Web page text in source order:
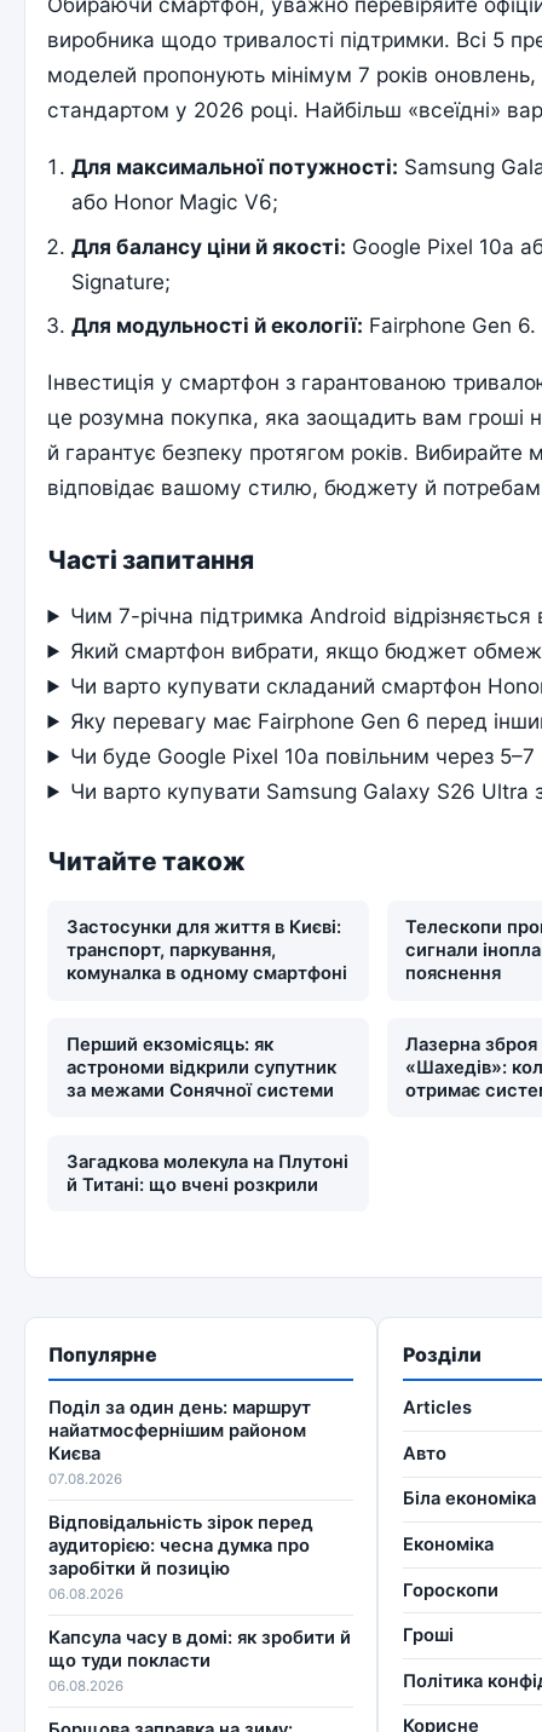
виробника щодо тривалості підтримки. Всі 5
моделей пропонують мінімум 7 років
стандартом у 2026 році. Найбільш «всеїдні»
Для максимальної потужності: Samsung
або Honor Magic V6;
Для балансу ціни й якості: Google Pixel 10a
Signature;
Для модульності й екології: Fairphone Gen 6.
Інвестиція у смартфон з гарантованою
це розумна покупка, яка заощадить вам гроші
й гарантує безпеку протягом років. Вибирайте
відповідає вашому стилю, бюджету й
Часті запитання
Чим 7-річна підтримка Android відрізняється
Який смартфон вибрати, якщо бюджет
Чи варто купувати складаний смартфон
Яку перевагу має Fairphone Gen 6 перед
Чи буде Google Pixel 10a повільним через 5–7
Чи варто купувати Samsung Galaxy S26 Ultra
Читайте також
Застосунки для життя в Києві:
транспорт, паркування,
комуналка в одному смартфоні
Телескопи
сигнали
пояснення
Перший екзомісяць: як
астрономи відкрили супутник
за межами Сонячної системи
Лазерна зброя
«Шахедів»:
отримає
Загадкова молекула на Плутоні
й Титані: що вчені розкрили
Популярне
Поділ за один день: маршрут
найатмосфернішим районом
Києва
07.08.2026
Відповідальність зірок перед
аудиторією: чесна думка про
заробітки й позицію
06.08.2026
Капсула часу в домі: як зробити й
що туди покласти
06.08.2026
Розділи
Articles
Авто
Біла економіка
Економіка
Гороскопи
Гроші
Політика
Корисне